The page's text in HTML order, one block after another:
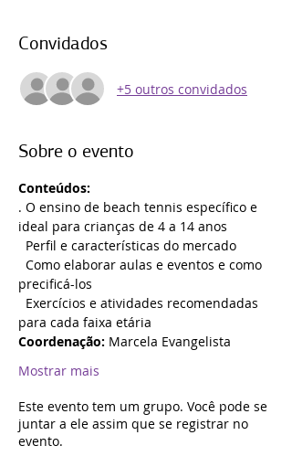
Convidados
+5 outros convidados
Sobre o evento
Conteúdos:
. O ensino de beach tennis específico e
ideal para crianças de 4 a 14 anos
Perfil e características do mercado
Como elaborar aulas e eventos e como
precificá-los
Exercícios e atividades recomendadas
para cada faixa etária
Coordenação: Marcela Evangelista
Mostrar mais
Este evento tem um grupo. Você pode se
juntar a ele assim que se registrar no
evento.